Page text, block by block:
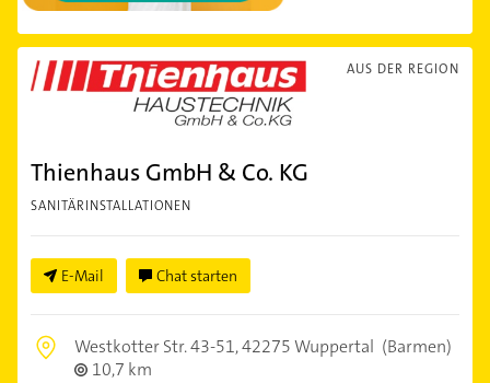
AUS DER REGION
Thienhaus GmbH & Co. KG
SANITÄRINSTALLATIONEN
E-Mail Chat starten
Westkotter Str. 43-51,42275 Wuppertal (Barmen)
10,7 km